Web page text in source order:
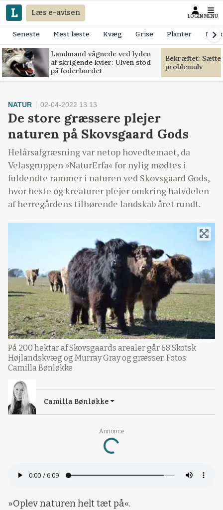
Læs e-avisen LOGIN MENU
Seneste Mest læste Kvæg Grise Planter
Landmand vågnede ved lyden
af skrigende kvier: Ulven stod
på foderbordet
Bekræftet:
problemulv
Annonce
Loading...
NATUR 02-04-2022 13:13
De store græssere plejer
naturen på Skovsgaard Gods
Helårsafgræsning var netop hovedtemaet, da
Velasgruppen »NaturErfa« for nylig mødtes i
fuldendte rammer i naturen ved Skovsgaard Gods,
hvor heste og kreaturer plejer omkring halvdelen
af herregårdens tilhørende landskab året rundt.
På 200 hektar af Skovsgaards arealer går 68 Skotsk
Højlandskvæg og Murray Gray og græsser. Fotos:
Camilla Bønløkke
Camilla Bønløkke
»Oplev naturen helt tæt på«.